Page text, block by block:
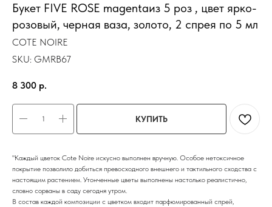
Букет FIVE ROSE magentaиз 5 роз , цвет ярко-
розовый, черная ваза, золото, 2 спрея по 5 мл
COTE NOIRE
SKU: GMRB67
8 300 р.
КУПИТЬ
"Каждый цветок Cote Noire искусно выполнен вручную. Особое нетоксичное
покрытие позволило добиться превосходного внешнего и тактильного сходства с
настоящим растением. Утонченные цветы выполнены настолько реалистично,
словно сорваны в саду сегодня утром.
В состав каждой композиции с цветком входит парфюмированный спрей,